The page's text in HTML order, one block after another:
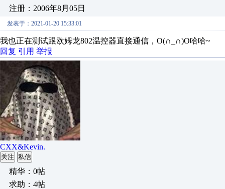
注册：2006年8月05日
发表于：2021-01-20 15:33:01
我也正在测试跟欧姆龙802温控器直接通信，O(∩_∩)O哈哈~
回复 引用 举报
CXX&Kevin.
关注 私信
精华：0帖
求助：4帖